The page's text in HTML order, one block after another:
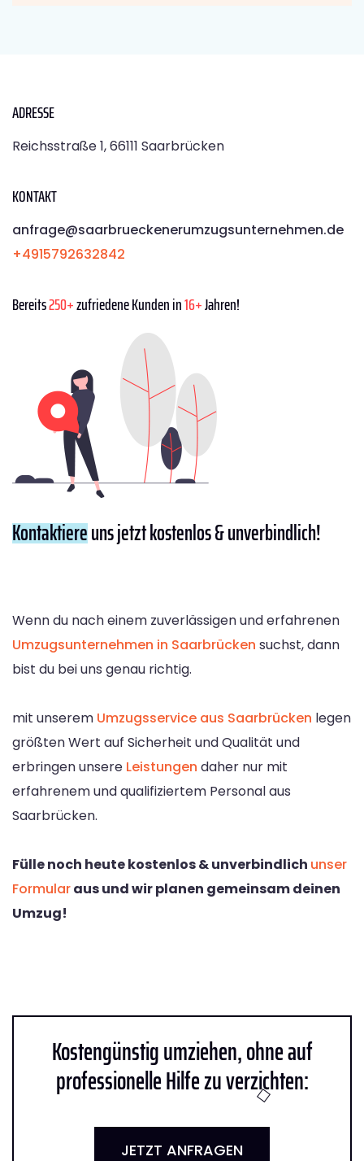
ADRESSE
Reichsstraße 1, 66111 Saarbrücken
KONTAKT
anfrage@saarbrueckenerumzugsunternehmen.de
+4915792632842
Bereits250+zufriedene Kunden in16+Jahren!
Kontaktiereuns jetzt kostenlos & unverbindlich!
Wenn du nach einem zuverlässigen und erfahrenen
Umzugsunternehmen in Saarbrücken suchst, dann
bist du bei uns genau richtig.
mit unserem Umzugsservice aus Saarbrücken legen
größten Wert auf Sicherheit und Qualität und
erbringen unsere Leistungen daher nur mit
erfahrenem und qualifiziertem Personal aus
Saarbrücken.
Fülle noch heute kostenlos & unverbindlich unser
Formularaus und wir planen gemeinsam deinen
Umzug!
Kostengünstig umziehen, ohne auf
professionelle Hilfe zu verzichten:
JETZT ANFRAGEN